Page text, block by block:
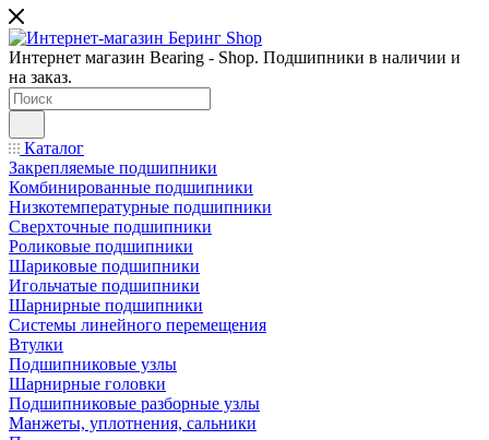
Интернет магазин Bearing - Shop. Подшипники в наличии и
на заказ.
Каталог
Закрепляемые подшипники
Комбинированные подшипники
Низкотемпературные подшипники
Сверхточные подшипники
Роликовые подшипники
Шариковые подшипники
Игольчатые подшипники
Шарнирные подшипники
Системы линейного перемещения
Втулки
Подшипниковые узлы
Шарнирные головки
Подшипниковые разборные узлы
Манжеты, уплотнения, сальники